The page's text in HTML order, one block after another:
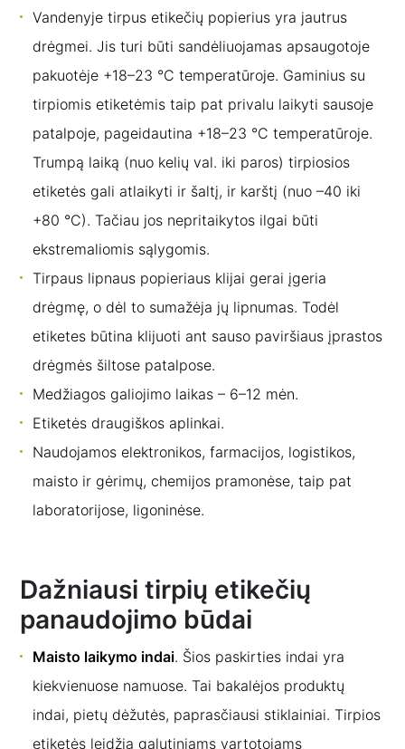
Vandenyje tirpus etikečių popierius yra jautrus
drėgmei. Jis turi būti sandėliuojamas apsaugotoje
pakuotėje +18–23 °C temperatūroje. Gaminius su
tirpiomis etiketėmis taip pat privalu laikyti sausoje
patalpoje, pageidautina +18–23 °C temperatūroje.
Trumpą laiką (nuo kelių val. iki paros) tirpiosios
etiketės gali atlaikyti ir šaltį, ir karštį (nuo –40 iki
+80 °C). Tačiau jos nepritaikytos ilgai būti
ekstremaliomis sąlygomis.
Tirpaus lipnaus popieriaus klijai gerai įgeria
drėgmę, o dėl to sumažėja jų lipnumas. Todėl
etiketes būtina klijuoti ant sauso paviršiaus įprastos
drėgmės šiltose patalpose.
Medžiagos galiojimo laikas – 6–12 mėn.
Etiketės draugiškos aplinkai.
Naudojamos elektronikos, farmacijos, logistikos,
maisto ir gėrimų, chemijos pramonėse, taip pat
laboratorijose, ligoninėse.
Dažniausi tirpių etikečių
panaudojimo būdai
Maisto laikymo indai. Šios paskirties indai yra
kiekvienuose namuose. Tai bakalėjos produktų
indai, pietų dėžutės, paprasčiausi stiklainiai. Tirpios
etiketės leidžia galutiniams vartotojams